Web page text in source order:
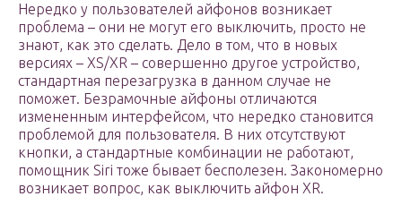
Нередко у пользователей айфонов возникает
проблема – они не могут его выключить, просто не
знают, как это сделать. Дело в том, что в новых
версиях – XS/XR – совершенно другое устройство,
стандартная перезагрузка в данном случае не
поможет. Безрамочные айфоны отличаются
измененным интерфейсом, что нередко становится
проблемой для пользователя. В них отсутствуют
кнопки, а стандартные комбинации не работают,
помощник Siri тоже бывает бесполезен. Закономерно
возникает вопрос, как выключить айфон XR.